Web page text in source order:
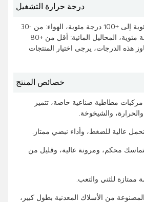
درجة حرارة التشغيل
الزيوت: من -40 درجة مئوية إلى +100 درجة مئوية، الهواء: من -30
درجة مئوية إلى +50 درجة مئوية، المحاليل المائية: أقل من +80
هذه الدرجات، يرجى اختيار المنتجات
خصائص المنتج
مطاطية صناعية خاصة، تتميز
والشيخوخة.
محكم، ومرونة عالية، وقليل من
من الأسلاك المعدنية بطول كبير،